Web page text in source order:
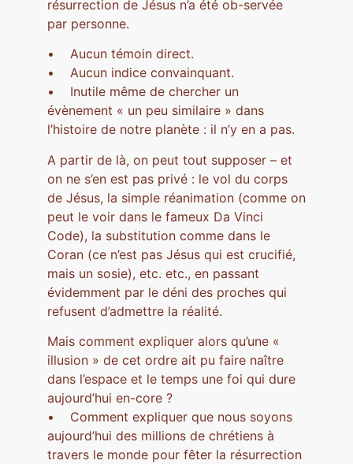
résurrection de Jésus n’a été ob-servée
par personne.
• Aucun témoin direct.
• Aucun indice convainquant.
• Inutile même de chercher un
évènement « un peu similaire » dans
l’histoire de notre planète : il n’y en a pas.
A partir de là, on peut tout supposer – et
on ne s’en est pas privé : le vol du corps
de Jésus, la simple réanimation (comme on
peut le voir dans le fameux Da Vinci
Code), la substitution comme dans le
Coran (ce n’est pas Jésus qui est crucifié,
mais un sosie), etc. etc., en passant
évidemment par le déni des proches qui
refusent d’admettre la réalité.
Mais comment expliquer alors qu’une «
illusion » de cet ordre ait pu faire naître
dans l’espace et le temps une foi qui dure
aujourd’hui en-core ?
• Comment expliquer que nous soyons
aujourd’hui des millions de chrétiens à
travers le monde pour fêter la résurrection